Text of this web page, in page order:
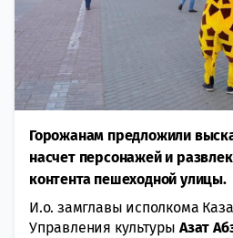
Горожанам предложили
насчет персонажей и
контента пешеходной улицы.
И.о. замглавы исполкома
Управления культурыАзат